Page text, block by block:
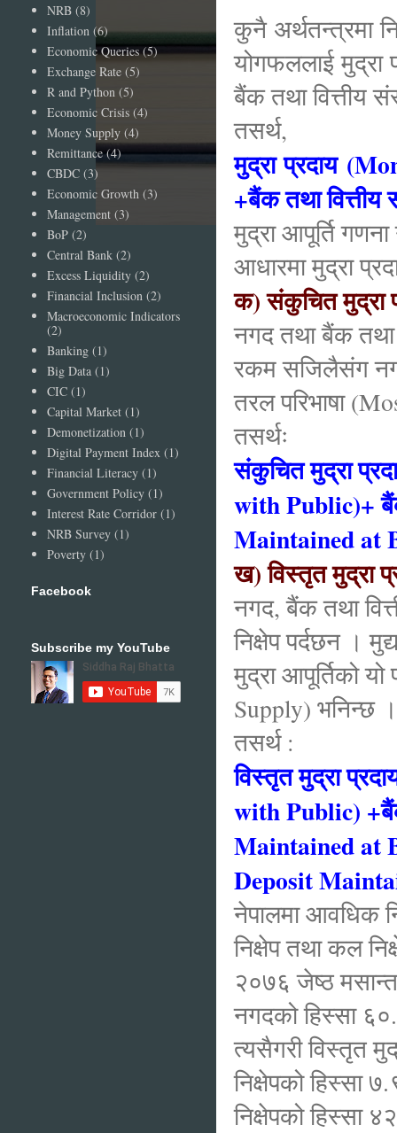
कुनै अर्थतन्त्रमा
योगफललाई
बैंक तथा वित्तीय
तसर्थ,
मुद्रा प्रदाय
+बैंक तथा वित्तीय
मुद्रा आपूर्ति
आधारमा मुद्रा
क) संकुचित मुद्रा
नगद तथा बैंक तथा
रकम सजिलैसंग
तरल परिभाषा
तसर्थः
संकुचित मुद्रा
with Public)+
Maintained at
ख) विस्तृत मुद्रा
नगद, बैंक तथा
निक्षेप पर्दछन ।
मुद्रा आपूर्तिको
Supply) भनिन्छ ।
तसर्थ :
विस्तृत मुद्रा
with Public)
Maintained at
Deposit
नेपालमा आवधिक
निक्षेप तथा कल
२०७६ जेष्ठ
नगदको हिस्सा
त्यसैगरी विस्तृत
निक्षेपको हिस्सा
निक्षेपको हिस्सा
NRB (8)
Inflation (6)
Economic Queries (5)
Exchange Rate (5)
R and Python (5)
Economic Crisis (4)
Money Supply (4)
Remittance (4)
CBDC (3)
Economic Growth (3)
Management (3)
BoP (2)
Central Bank (2)
Excess Liquidity (2)
Financial Inclusion (2)
Macroeconomic Indicators
(2)
Banking (1)
Big Data (1)
CIC (1)
Capital Market (1)
Demonetization (1)
Digital Payment Index (1)
Financial Literacy (1)
Government Policy (1)
Interest Rate Corridor (1)
NRB Survey (1)
Poverty (1)
Facebook
Subscribe my YouTube